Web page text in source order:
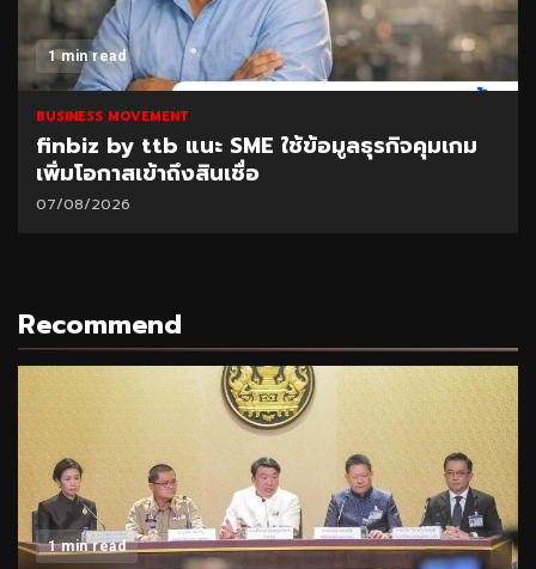
1 min read
BUSINESS MOVEMENT
finbiz by ttb แนะ SME ใช้ข้อมูลธุรกิจคุมเกม
เพิ่มโอกาสเข้าถึงสินเชื่อ
07/08/2026
Recommend
1 min read